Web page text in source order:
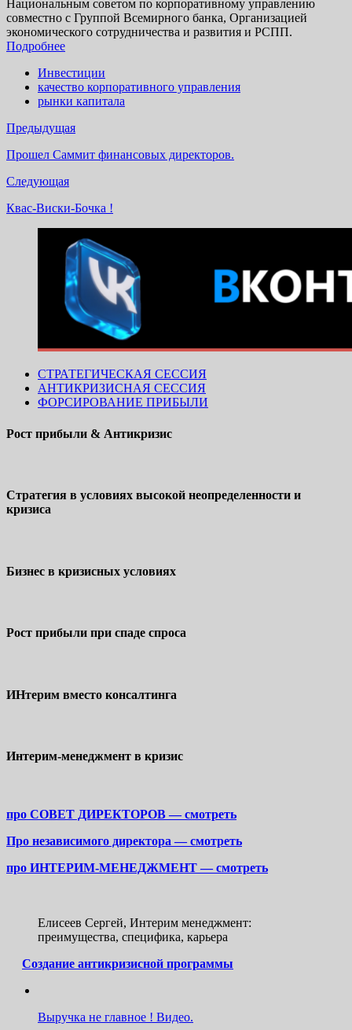
Национальным советом по корпоративному управлению
совместно с Группой Всемирного банка, Организацией
экономического сотрудничества и развития и РСПП.
Подробнее
Инвестиции
качество корпоративного управления
рынки капитала
Предыдущая
Прошел Саммит финансовых директоров.
Следующая
Квас-Виски-Бочка !
СТРАТЕГИЧЕСКАЯ СЕССИЯ
АНТИКРИЗИСНАЯ СЕССИЯ
ФОРСИРОВАНИЕ ПРИБЫЛИ
Рост прибыли & Антикризис
Стратегия в условиях высокой неопределенности и
кризиса
Бизнес в кризисных условиях
Рост прибыли при спаде спроса
ИНтерим вместо консалтинга
Интерим-менеджмент в кризис
про СОВЕТ ДИРЕКТОРОВ — смотреть
Про независимого директора — смотреть
про ИНТЕРИМ-МЕНЕДЖМЕНТ — смотреть
Елисеев Сергей, Интерим менеджмент:
преимущества, специфика, карьера
Создание антикризисной программы
Выручка не главное ! Видео.